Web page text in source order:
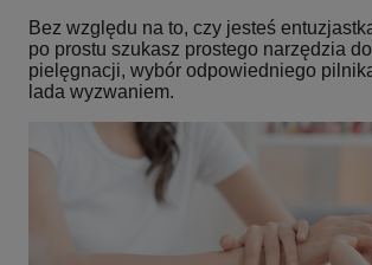
Bez względu na to, czy jesteś
po prostu szukasz prostego narzędzia
pielęgnacji, wybór odpowiedniego
lada wyzwaniem.